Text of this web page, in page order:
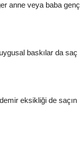
anne veya baba genç
baskılar da saç
eksikliği de saçın